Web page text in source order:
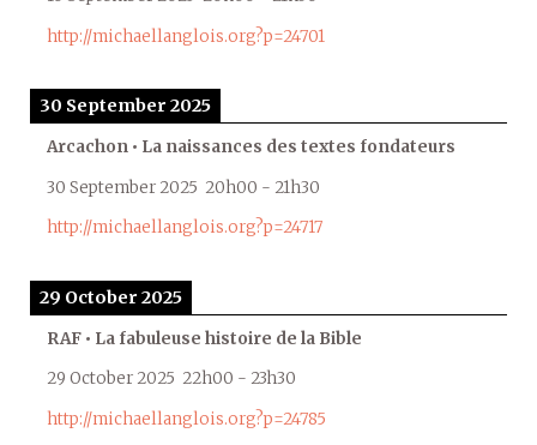
http://michaellanglois.org?p=24701
30 September 2025
Arcachon • La naissances des textes fondateurs
30 September 2025 20h00 - 21h30
http://michaellanglois.org?p=24717
29 October 2025
RAF • La fabuleuse histoire de la Bible
29 October 2025 22h00 - 23h30
http://michaellanglois.org?p=24785